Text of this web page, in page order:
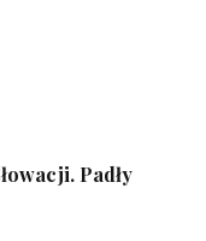
Padły